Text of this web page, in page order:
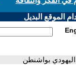
الموقع البديل